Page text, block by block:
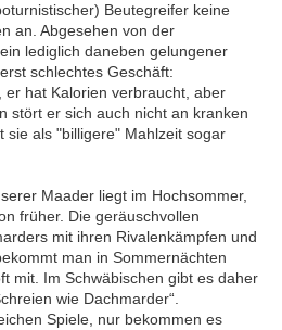
Beutegreifer keine
an. Abgesehen von der
lediglich daneben gelungener
schlechtes Geschäft:
hat Kalorien verbraucht, aber
stört er sich auch nicht an kranken
sie als "billigere" Mahlzeit sogar
Maader liegt im Hochsommer,
früher. Die geräuschvollen
mit ihren Rivalenkämpfen und
man in Sommernächten
mit. Im Schwäbischen gibt es daher
wie Dachmarder“.
Spiele, nur bekommen es